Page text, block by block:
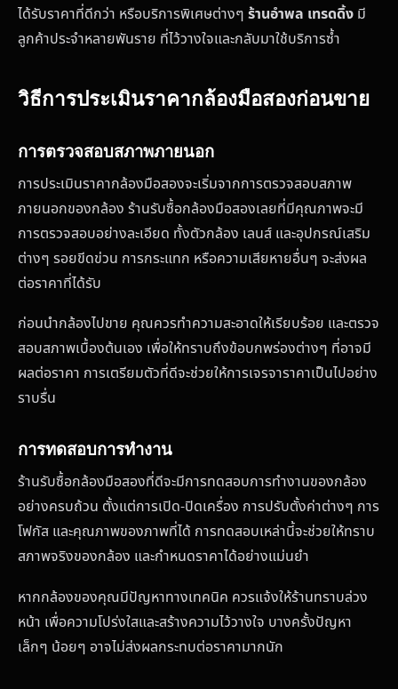
ได้รับราคาที่ดีกว่า หรือบริการพิเศษต่างๆ ร้านอำพล เทรดดิ้ง มี
ลูกค้าประจำหลายพันราย ที่ไว้วางใจและกลับมาใช้บริการซ้ำ
วิธีการประเมินราคากล้องมือสองก่อนขาย
การตรวจสอบสภาพภายนอก
การประเมินราคากล้องมือสองจะเริ่มจากการตรวจสอบสภาพ
ภายนอกของกล้อง ร้านรับซื้อกล้องมือสองเลยที่มีคุณภาพจะมี
การตรวจสอบอย่างละเอียด ทั้งตัวกล้อง เลนส์ และอุปกรณ์เสริม
ต่างๆ รอยขีดข่วน การกระแทก หรือความเสียหายอื่นๆ จะส่งผล
ต่อราคาที่ได้รับ
ก่อนนำกล้องไปขาย คุณควรทำความสะอาดให้เรียบร้อย และตรวจ
สอบสภาพเบื้องต้นเอง เพื่อให้ทราบถึงข้อบกพร่องต่างๆ ที่อาจมี
ผลต่อราคา การเตรียมตัวที่ดีจะช่วยให้การเจรจาราคาเป็นไปอย่าง
ราบรื่น
การทดสอบการทำงาน
ร้านรับซื้อกล้องมือสองที่ดีจะมีการทดสอบการทำงานของกล้อง
อย่างครบถ้วน ตั้งแต่การเปิด-ปิดเครื่อง การปรับตั้งค่าต่างๆ การ
โฟกัส และคุณภาพของภาพที่ได้ การทดสอบเหล่านี้จะช่วยให้ทราบ
สภาพจริงของกล้อง และกำหนดราคาได้อย่างแม่นยำ
หากกล้องของคุณมีปัญหาทางเทคนิค ควรแจ้งให้ร้านทราบล่วง
หน้า เพื่อความโปร่งใสและสร้างความไว้วางใจ บางครั้งปัญหา
เล็กๆ น้อยๆ อาจไม่ส่งผลกระทบต่อราคามากนัก